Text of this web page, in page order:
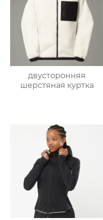
двусторонняя
шерстяная куртка